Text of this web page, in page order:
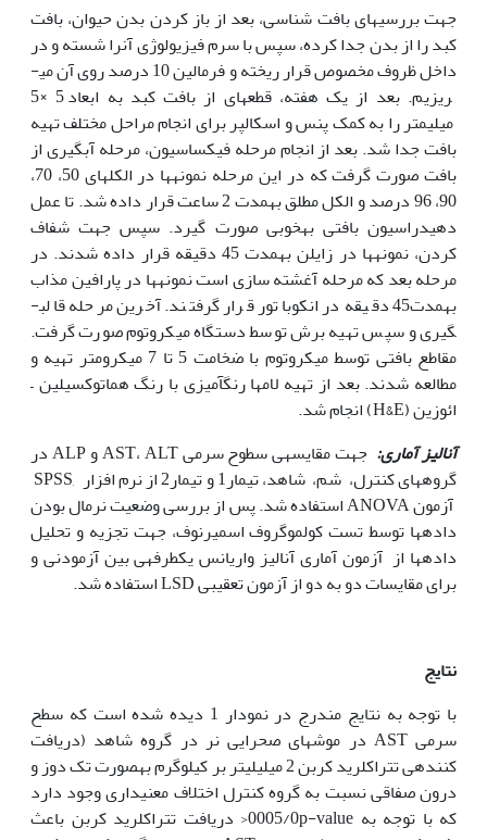
جهت بررسی­های بافت شناسی، بعد از باز کردن بدن حیوان، بافت
کبد را از بدن جدا کرده، سپس با سرم فیزیولوژی آن‏را شسته و در
داخل ظروف مخصوص قرار ریخته و فرمالین 10 درصد روی آن می­
ریزیم. بعد از یک هفته، قطعه­ای از بافت کبد به ابعاد 5 ­­×5
میلی‏متر را به کمک پنس و اسکالپر برای انجام مراحل مختلف تهیه
بافت جدا شد. بعد از انجام مرحله فیکساسیون، مرحله آب‏گیری از
بافت صورت گرفت که در این مرحله نمونه­ها در الکل­های 50، 70،
90، 96 درصد و الکل مطلق به‏مدت 2 ساعت قرار داده شد. تا عمل
دهیدراسیون بافتی به‏خوبی صورت گیرد. سپس جهت شفاف
کردن، نمونه­ها در زایلن به‏مدت 45 دقیقه قرار داده شدند. در
مرحله بعد که مرحله آغشته سازی است نمونه­ها در پارافین مذاب
به‏مدت45 دقیقه در انکوباتور قرار گرفتند. آخرین مرحله قالب­
گیری و سپس تهیه برش توسط دستگاه میکروتوم صورت گرفت.
مقاطع بافتی توسط میکروتوم با ضخامت 5 تا 7 میکرومتر تهیه و
مطالعه شدند. بعد از تهیه لام­ها رنگ­آمیزی با رنگ هماتوکسیلین –
ائوزین (H&E) انجام شد.
آنالیز آماری:
جهت مقایسه­ی سطوح سرمی AST، ALT و ALP در
آزمون ANOVA استفاده شد. پس از بررسی وضعیت نرمال بودن
داده­ها توسط تست کولموگروف اسمیرنوف، جهت تجزیه و تحلیل
داده­ها از آزمون آماری آنالیز واریانس یک­طرفه­ی بین آزمودنی و
برای مقایسات دو به دو از آزمون تعقیبی LSD استفاده شد.
نتایج
با توجه به نتایج مندرج در نمودار 1 دیده شده است که سطح
سرمی AST در موش­های صحرایی نر در گروه شاهد (دریافت
کننده­ی تتراکلرید کربن 2 میلی‏لیتر بر کیلوگرم به‏صورت تک دوز و
درون صفاقی نسبت به گروه کنترل اختلاف معنی­داری وجود دارد
که با توجه به 0005/0p-value< دریافت تتراکلرید کربن باعث